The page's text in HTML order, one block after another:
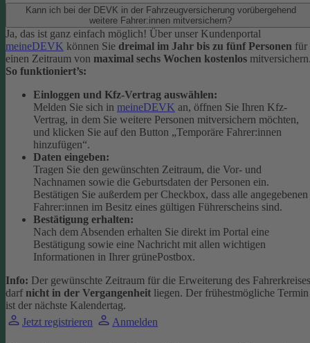
Kann ich bei der DEVK in der Fahrzeugversicherung vorübergehend
weitere Fahrer:innen mitversichern?
Ja, das ist ganz einfach möglich! Über unser Kundenportal
meineDEVK können Sie dreimal im Jahr bis zu fünf Personen für
einen Zeitraum von maximal sechs Wochen kostenlos
So funktioniert’s:
Einloggen und Kfz-Vertrag auswählen:
Melden Sie sich in meineDEVK an, öffnen Sie Ihren Kfz-
Vertrag, in dem Sie weitere Personen mitversichern möchten,
und klicken Sie auf den Button „Temporäre Fahrer:innen
hinzufügen“.
Daten eingeben:
Tragen Sie den gewünschten Zeitraum, die Vor- und
Nachnamen sowie die Geburtsdaten der Personen ein.
Bestätigen Sie außerdem per Checkbox, dass alle angegebenen
Fahrer:innen im Besitz eines gültigen Führerscheins sind.
Bestätigung erhalten:
Nach dem Absenden erhalten Sie direkt im Portal eine
Bestätigung sowie eine Nachricht mit allen wichtigen
Informationen in Ihrer grünePostbox.
Info: Der gewünschte Zeitraum für die Erweiterung des Fahrerkreises
darf nicht in der Vergangenheit liegen. Der frühestmögliche Termin
ist der nächste Kalendertag.
Jetzt registrieren
Anmelden